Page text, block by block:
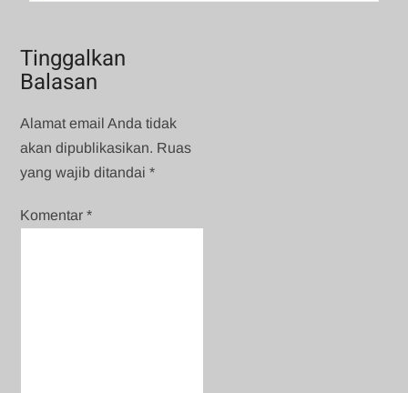
Tinggalkan
Balasan
Alamat email Anda tidak
akan dipublikasikan. Ruas
yang wajib ditandai*
Komentar*